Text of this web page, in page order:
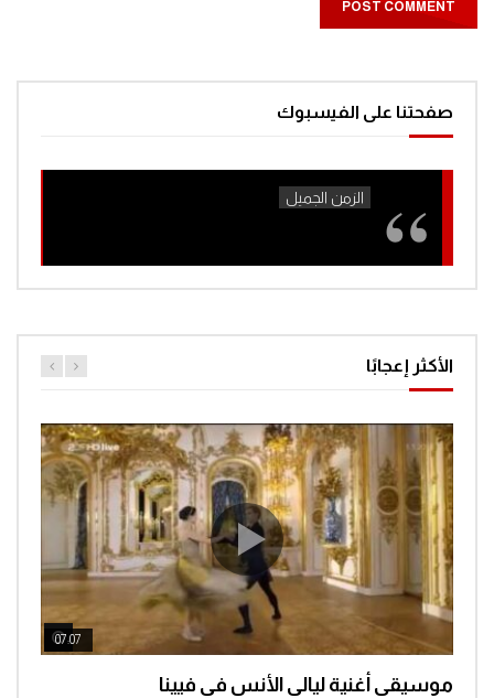
صفحتنا على الفيسبوك
الأكثر إعجابًا
07:07
موسيقى أغنية ليالي الأنس في فيينا
Watch Later